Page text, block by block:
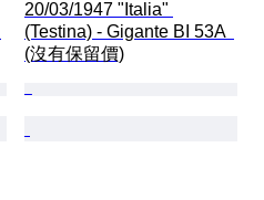
20/03/1947 "Italia"
(Testina) - Gigante BI 53A
(沒有保留價)